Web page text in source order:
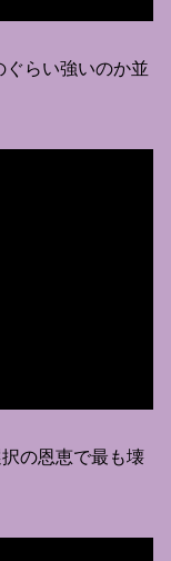
ぐらい強いのか並
の恩恵で最も壊